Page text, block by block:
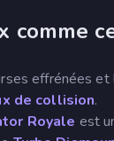
comme
effrénées et
de collision.
Royale est